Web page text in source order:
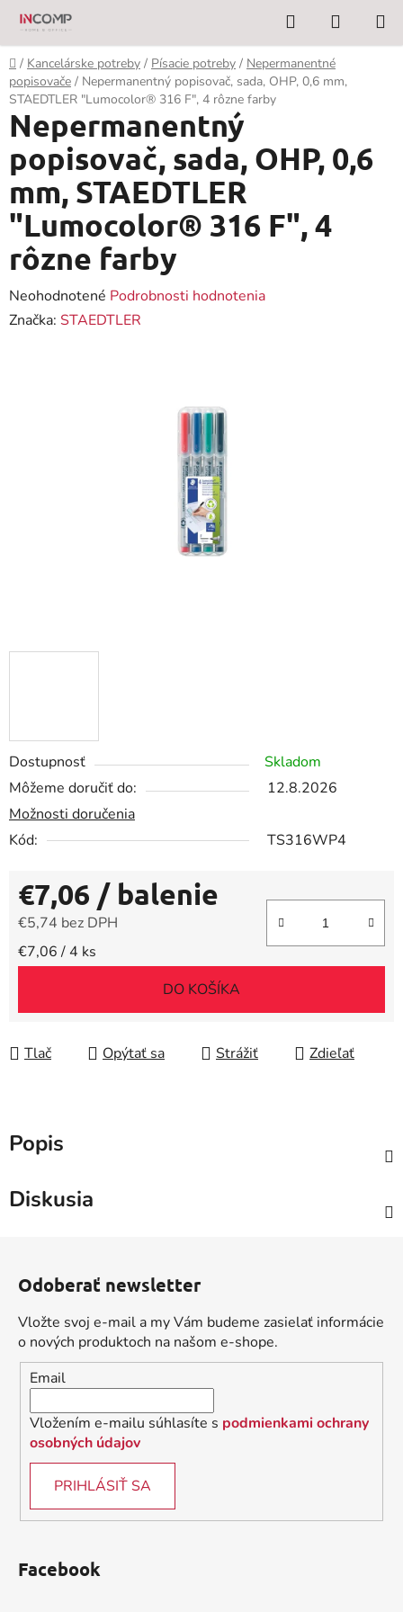
Prejsť
obsah
Hľadať
KOŠÍK
Domov
/ Kancelárske potreby / Písacie potreby / Nepermanentné
popisovače / Nepermanentný popisovač, sada, OHP, 0,6 mm,
STAEDTLER "Lumocolor® 316 F", 4 rôzne farby
Dostupnosť
Skladom
Môžeme doručiť do:
12.8.2026
Možnosti doručenia
Kód:
TS316WP4
€7,06 / balenie
€5,74 bez DPH
Jednotková cena:
€7,06 / 4 ks
DO KOŠÍKA
Tlač Opýtať sa Strážiť Zdieľať
Nepermanentný
popisovač, sada, OHP, 0,6
mm, STAEDTLER
"Lumocolor® 316 F", 4
rôzne farby
Priemerné
hodnotenie
Neohodnotené Podrobnosti hodnotenia
Značka: STAEDTLER
Popis
Diskusia
Odoberať newsletter
Vložte svoj e-mail a my Vám budeme zasielať informácie
o nových produktoch na našom e-shope.
Email
Vložením e-mailu súhlasíte s podmienkami ochrany
osobných údajov
PRIHLÁSIŤ SA
Facebook